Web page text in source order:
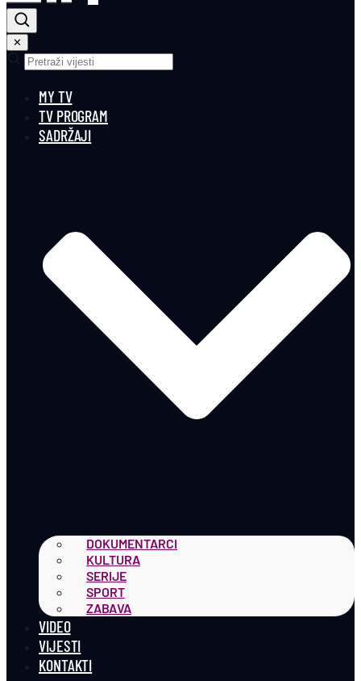
✕
MY TV
TV PROGRAM
SADRŽAJI
DOKUMENTARCI
KULTURA
SERIJE
SPORT
ZABAVA
VIDEO
VIJESTI
KONTAKTI